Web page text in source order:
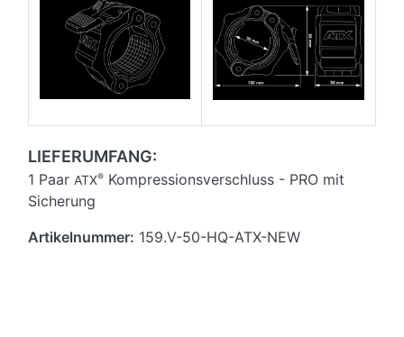
LIEFERUMFANG:
1 Paar ATX® Kompressionsverschluss - PRO mit
Sicherung
Artikelnummer: 159.V-50-HQ-ATX-NEW